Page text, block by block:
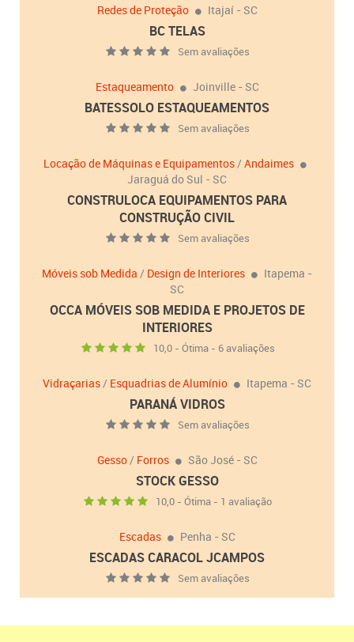
Redes de Proteção Itajaí - SC
BC TELAS
Sem avaliações
Estaqueamento Joinville - SC
BATESSOLO ESTAQUEAMENTOS
Sem avaliações
Locação de Máquinas e Equipamentos/Andaimes
Jaraguá do Sul - SC
CONSTRULOCA EQUIPAMENTOS PARA
CONSTRUÇÃO CIVIL
Sem avaliações
Móveis sob Medida / Design de Interiores
Itapema -
SC
OCCA MÓVEIS SOB MEDIDA E PROJETOS DE
INTERIORES
10,0 - Ótima - 6 avaliações
Vidraçarias/ Esquadrias de Alumínio Itapema - SC
PARANÁ VIDROS
Sem avaliações
Gesso/ Forros São José - SC
STOCK GESSO
10,0 - Ótima - 1 avaliação
Escadas Penha - SC
ESCADAS CARACOL JCAMPOS
Sem avaliações